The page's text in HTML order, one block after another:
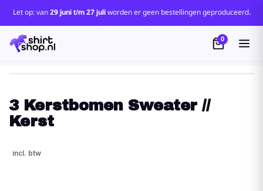
Let op: van29 juni t/m 27 juliworden er geen bestellingen geproduceerd.
0
3 Kerstbomen Sweater //
Kerst